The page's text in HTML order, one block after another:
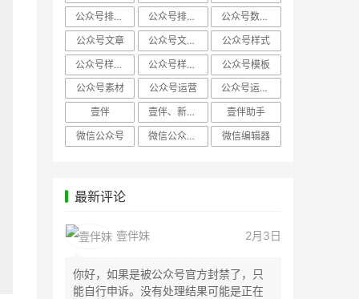
公众号排版，微信编辑器
公众号排版，排版样式
公众号数据分析
公众号文章
公众号文章、公众号运营
公众号样式
公众号样式，微信公众号排版
公众号样式，微信编辑器
公众号模板
公众号素材
公众号运营
公众号运营，公众号编辑器
壹伴
壹伴、新媒体运营
壹伴助手
微信公众号
微信公众号，样式模板、公众号样式 微信编辑器
最新评论
壹伴妹 2月3日
你好，如果是被公众号官方封禁了，只
能自行申诉。没有处理结果可能是正在